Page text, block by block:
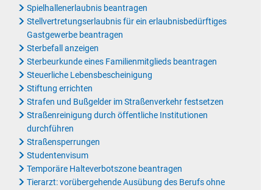
Spielhallenerlaubnis beantragen
Stellvertretungserlaubnis für ein erlaubnisbedürftiges
Gastgewerbe beantragen
Sterbefall anzeigen
Sterbeurkunde eines Familienmitglieds beantragen
Steuerliche Lebensbescheinigung
Stiftung errichten
Strafen und Bußgelder im Straßenverkehr festsetzen
Straßenreinigung durch öffentliche Institutionen
durchführen
Straßensperrungen
Studentenvisum
Temporäre Halteverbotszone beantragen
Tierarzt: vorübergehende Ausübung des Berufs ohne